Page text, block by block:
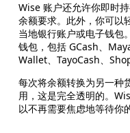
Wise 账户还允许你即时
余额要求。此外，你可以
当地银行账户或电子钱包
钱包，包括 GCash、
Wallet、TayoCash、
每次将余额转换为另一种
用，这是完全透明的。
以不再需要焦虑地等待你